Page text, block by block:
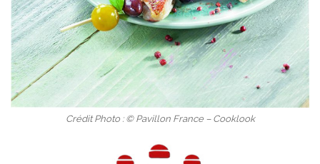
Crédit Photo : © Pavillon France – Cooklook